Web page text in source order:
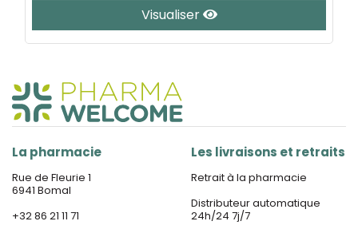
Visualiser
La pharmacie
Rue de Fleurie 1
6941 Bomal
+32 86 21 11 71
Les livraisons et retraits
Retrait à la pharmacie
Distributeur automatique
24h/24 7j/7